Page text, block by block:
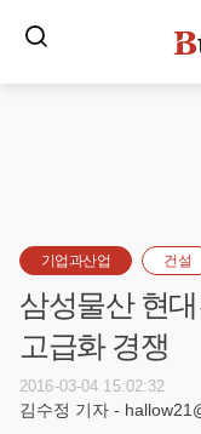
기업과산업 건설
삼성물산 현
고급화 경쟁
2016-03-04 15:02:32
김수정 기자 -